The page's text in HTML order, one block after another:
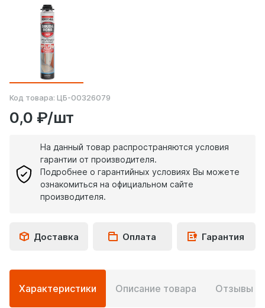
Код товара: ЦБ-00326079
0,0 ₽/шт
На данный товар распространяются условия
гарантии от производителя.
Подробнее о гарантийных условиях Вы можете
ознакомиться на официальном сайте
производителя.
Доставка Оплата Гарантия
Подробная
информация
Характеристики Описание товара Отзывы